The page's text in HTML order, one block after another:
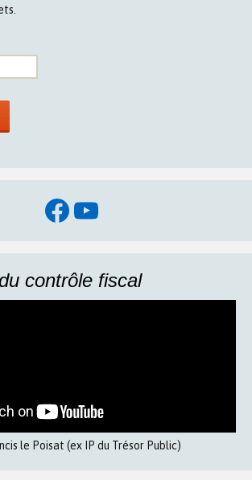
Facebook
YouTube
contrôle fiscal
le Poisat (ex IP du Trésor Public)